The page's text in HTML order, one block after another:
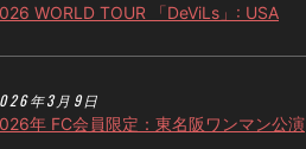
WORLD TOUR 「DeViLs」: USA
年3月9日
年 FC会員限定：東名阪ワンマン公演